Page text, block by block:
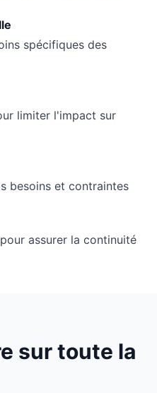
spécifiques des
limiter l'impact sur
besoins et contraintes
assurer la continuité
sur toute la